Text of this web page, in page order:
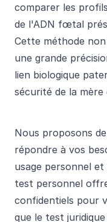
comparer les
de l'ADN fœtal
Cette méthode
une grande
lien biologique
sécurité de la
Nous proposons
répondre à vos
usage personnel
test personnel
confidentiels pour
que le test